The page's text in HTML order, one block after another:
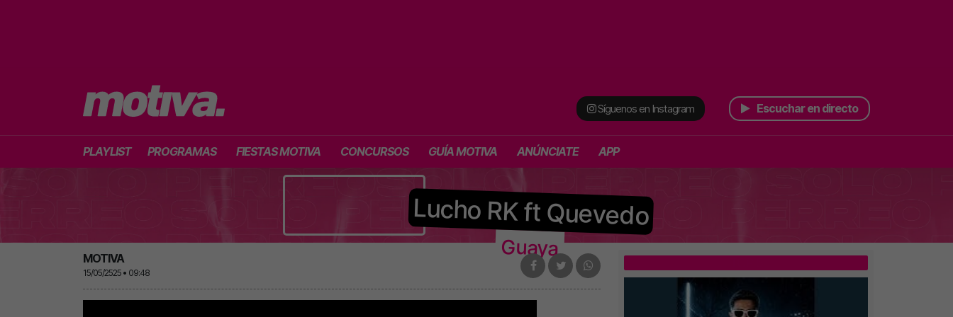
Síguenos en Instagram Escuchar en directo
PLAYLIST PROGRAMAS FIESTAS MOTIVA CONCURSOS GUÍA MOTIVA ANÚNCIATE APP
Lucho RK ft Quevedo
Guaya
MOTIVA
15/05/2525 • 09:48